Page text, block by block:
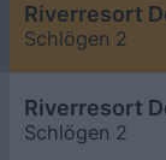
Riverresort
Schlögen 2
Riverresort
Schlögen 2